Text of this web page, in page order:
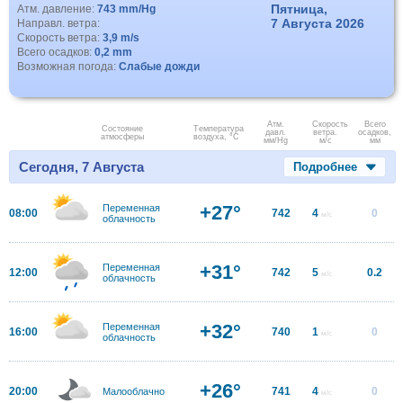
Атм. давление: 743 mm/Hg
Направл. ветра:
Скорость ветра: 3,9 m/s
Всего осадков: 0,2 mm
Возможная погода: Слабые дожди
Пятница,
7 Августа 2026
Состояние
атмосферы
Температура
воздуха, °C
Атм.
давл.
мм/Hg
Скорость
ветра.
м/с
Всего
осадков,
мм
Сегодня, 7 Августа Подробнее
08:00
Переменная
облачность
+27° 742 4 м/с 0
12:00
Переменная
облачность
+31° 742 5 м/с 0.2
16:00
Переменная
облачность
+32° 740 1 м/с 0
20:00 Малооблачно +26° 741 4 м/с 0